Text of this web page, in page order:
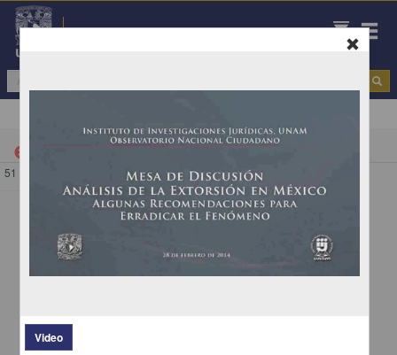
Repositorio Institucional de la UNAM
cancel Mesa de debate
51 - 1 de /
Video